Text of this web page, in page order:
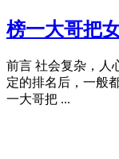
榜一大哥把
前言 社会复杂，人
定的排名后，一般
一大哥把 ...